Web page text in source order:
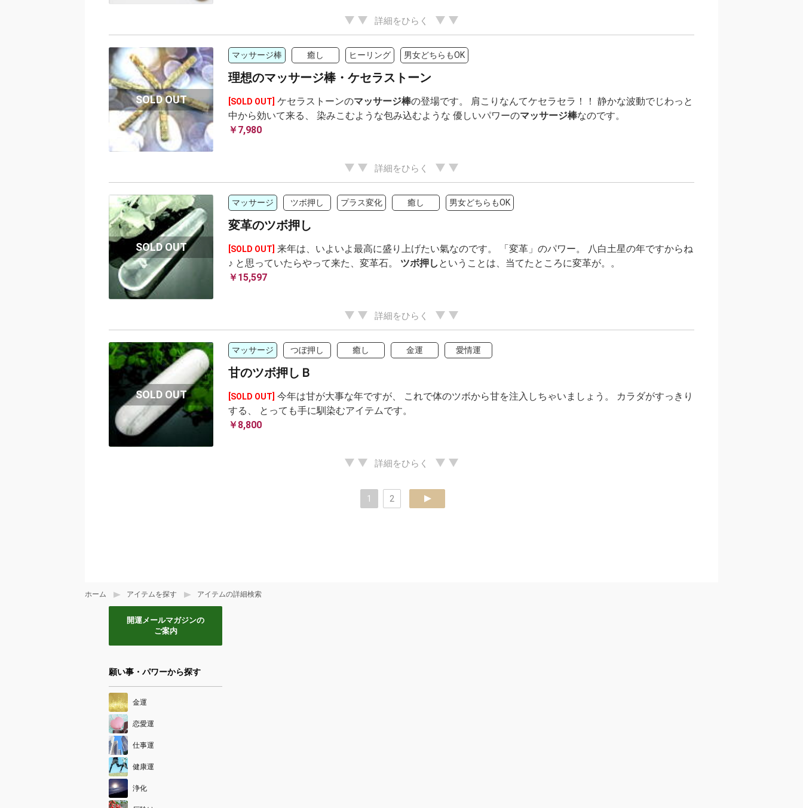
ホーム アイテムを探す アイテムの詳細検索
詳細をひらく
マッサージ棒 癒し ヒーリング 男女どちらもOK
理想のマッサージ棒・ケセラストーン
[SOLD OUT] ケセラストーンのマッサージ棒の登場です。 肩こりなんてケセラセラ！！ 静かな波動でじわっと
中から効いて来る、 染みこむような包み込むような 優しいパワーのマッサージ棒なのです。
￥7,980
詳細をひらく
マッサージ ツボ押し プラス変化 癒し 男女どちらもOK
変革のツボ押し
[SOLD OUT] 来年は、いよいよ最高に盛り上げたい氣なのです。 「変革」のパワー。 八白土星の年ですからね
♪ と思っていたらやって来た、変革石。 ツボ押し ということは、当てたところに変革が。。
￥15,597
詳細をひらく
マッサージ つぼ押し 癒し 金運 愛情運
甘のツボ押しＢ
[SOLD OUT] 今年は甘が大事な年ですが、 これで体のツボから甘を注入しちゃいましょう。 カラダがすっきり
する、 とっても手に馴染むアイテムです。
￥8,800
詳細をひらく
1 2 next
開運メールマガジンの
ご案内
願い事・パワーから探す
金運
恋愛運
仕事運
健康運
浄化